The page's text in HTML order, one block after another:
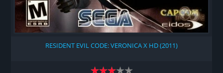
RESIDENT EVIL CODE: VERONICA X HD (2011)